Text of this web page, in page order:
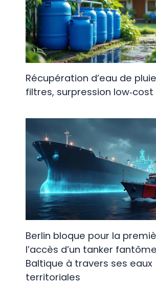
Récupération d’eau de
filtres, surpression low‑cost
Berlin bloque pour la
l’accès d’un tanker
Baltique à travers ses eaux
territoriales